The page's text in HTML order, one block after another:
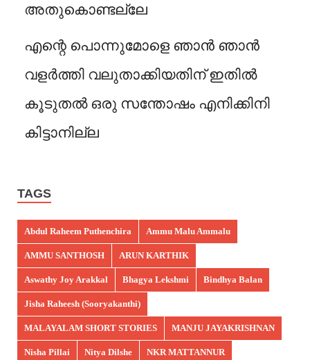
അതുകൊണ്ടല്ലേ
എന്റെ പൊന്നുമോളെ ഞാൻ ഞാൻ
വളർത്തി വലുതാക്കിയതിന് ഇതിൽ
കൂടുതൽ ഒരു സന്തോഷം എനിക്കിനി
കിട്ടാനില്ല
TAGS
Abdul Raheem Puthenchira Ammu Malu Ammalu
AMMU SANTHOSH ARUN KARTHIK
Aswathy Joy Arakkal Bhagya Lekshmi Bindhya Balan
Jisha Raheesh (Sooryakanthi)
MALAYALAM SHORT STORIES MANJU JAYAKRISHNAN
Nisha Pillai Nitya Dilshe NKR MATTANNUR